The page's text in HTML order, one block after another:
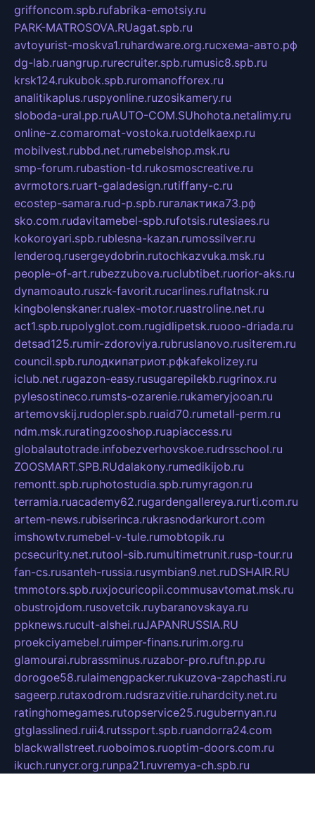
griffoncom.spb.rufabrika-emotsiy.ru
PARK-MATROSOVA.RUagat.spb.ru
avtoyurist-moskva1.ruhardware.org.ruсхема-авто.рф
dg-lab.ruangrup.rurecruiter.spb.rumusic8.spb.ru
krsk124.rukubok.spb.ruromanofforex.ru
analitikaplus.ruspyonline.ruzosikamery.ru
sloboda-ural.pp.ruAUTO-COM.SUhohota.netalimy.ru
online-z.comaromat-vostoka.ruotdelkaexp.ru
mobilvest.rubbd.net.rumebelshop.msk.ru
smp-forum.rubastion-td.rukosmoscreative.ru
avrmotors.ruart-galadesign.rutiffany-c.ru
ecostep-samara.rud-p.spb.ruгалактика73.рф
sko.com.rudavitamebel-spb.rufotsis.rutesiaes.ru
kokoroyari.spb.rublesna-kazan.rumossilver.ru
lenderoq.rusergeydobrin.rutochkazvuka.msk.ru
people-of-art.rubezzubova.ruclubtibet.ruorior-aks.ru
dynamoauto.ruszk-favorit.rucarlines.ruflatnsk.ru
kingbolenskaner.rualex-motor.ruastroline.net.ru
act1.spb.rupolyglot.com.rugidlipetsk.ruooo-driada.ru
detsad125.rumir-zdoroviya.rubruslanovo.rusiterem.ru
council.spb.ruлодкипатриот.рфkafekolizey.ru
iclub.net.rugazon-easy.rusugarepilekb.rugrinox.ru
pylesostineco.rumsts-ozarenie.rukameryjooan.ru
artemovskij.rudopler.spb.ruaid70.rumetall-perm.ru
ndm.msk.ruratingzooshop.ruapiaccess.ru
globalautotrade.infobezverhovskoe.rudrsschool.ru
ZOOSMART.SPB.RUdalakony.rumedikijob.ru
remontt.spb.ruphotostudia.spb.rumyragon.ru
terramia.ruacademy62.rugardengallereya.rurti.com.ru
artem-news.rubiserinca.rukrasnodarkurort.com
imshowtv.rumebel-v-tule.rumobtopik.ru
pcsecurity.net.rutool-sib.rumultimetrunit.rusp-tour.ru
fan-cs.rusanteh-russia.rusymbian9.net.ruDSHAIR.RU
tmmotors.spb.ruxjocuricopii.commusavtomat.msk.ru
obustrojdom.rusovetcik.ruybaranovskaya.ru
ppknews.rucult-alshei.ruJAPANRUSSIA.RU
proekciyamebel.ruimper-finans.rurim.org.ru
glamourai.rubrassminus.ruzabor-pro.ruftn.pp.ru
dorogoe58.rulaimengpacker.rukuzova-zapchasti.ru
sageerp.rutaxodrom.rudsrazvitie.ruhardcity.net.ru
ratinghomegames.rutopservice25.rugubernyan.ru
gtglasslined.ruii4.rutssport.spb.ruandorra24.com
blackwallstreet.ruoboimos.ruoptim-doors.com.ru
ikuch.runycr.org.runpa21.ruvremya-ch.spb.ru